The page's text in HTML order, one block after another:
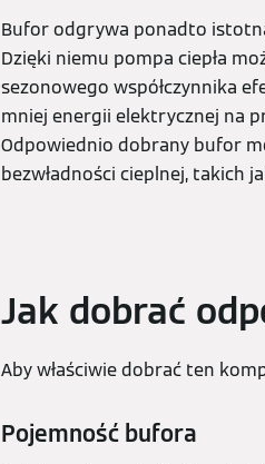
Bufor odgrywa ponadto
Dzięki niemu pompa ciepła
sezonowego współczynnika
mniej energii elektrycznej na
Odpowiednio dobrany bufor
bezwładności cieplnej, takich
Jak dobrać
Aby właściwie dobrać ten
Pojemność bufora